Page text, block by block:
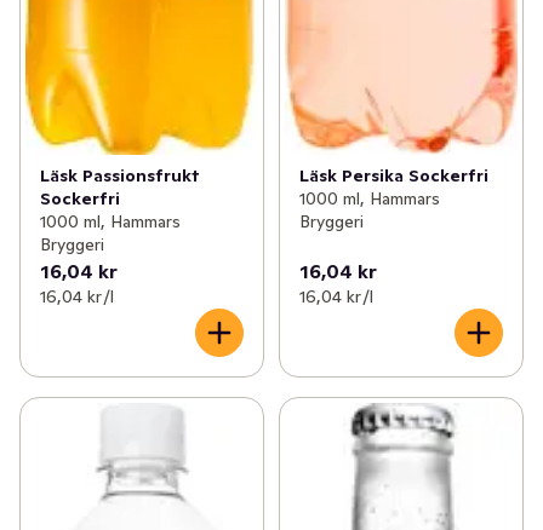
Läsk Passionsfrukt
Sockerfri
1000 ml, Hammars
Bryggeri
16,04 kr
16,04 kr /l
Läsk Persika Sockerfri
1000 ml, Hammars
Bryggeri
16,04 kr
16,04 kr /l